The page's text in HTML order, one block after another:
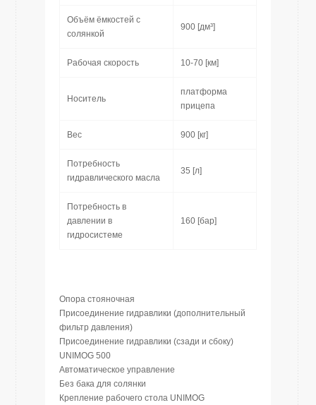
Объём ёмкостей с
солянкой
900 [дм³]
Рабочая скорость 10-70 [км]
Носитель
платформа
прицепа
Вес 900 [кг]
Потребность
гидравлического масла
35 [л]
Потребность в
давлении в
гидросистеме
160 [бар]
Опора стояночная
Присоединение гидравлики (дополнительный
фильтр давления)
Присоединение гидравлики (сзади и сбоку)
UNIMOG 500
Автоматическое управление
Без бака для солянки
Крепление рабочего стола UNIMOG